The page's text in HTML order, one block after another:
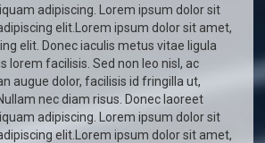
adipiscing. Lorem ipsum dolor sit
elit.Lorem ipsum dolor sit amet,
elit. Donec iaculis metus vitae ligula
lorem facilisis. Sed non leo nisl, ac
augue dolor, facilisis id fringilla ut,
nec diam risus. Donec laoreet
adipiscing. Lorem ipsum dolor sit
elit.Lorem ipsum dolor sit amet,